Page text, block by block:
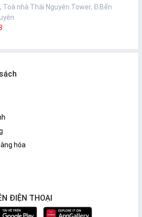
Toà nhà Thái Nguyên Tower, Đ.Bến
hóa
ĐIỆN THOẠI